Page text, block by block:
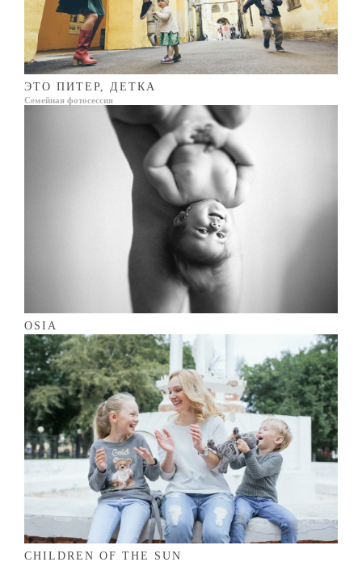
ЭТО ПИТЕР, ДЕТКА
Семейная фотосессия
OSIA
CHILDREN OF THE SUN